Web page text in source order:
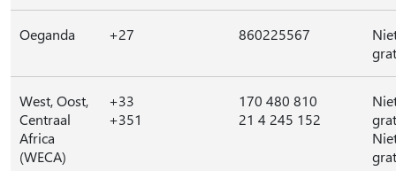
Oeganda +27 860225567
West, Oost,
Centraal
Africa
(WECA)
+33
+351
170 480 810
21 4 245 152